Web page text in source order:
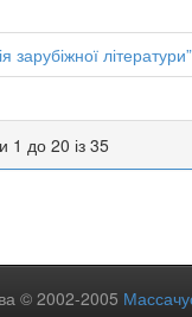
зарубіжної літератури”
1 до 20 із 35
© 2002-2005